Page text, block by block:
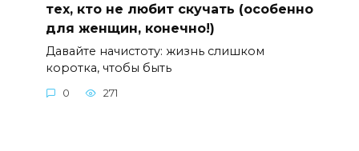
тех, кто не любит скучать (особенно
для женщин, конечно!)
Давайте начистоту: жизнь слишком
коротка, чтобы быть
0 271